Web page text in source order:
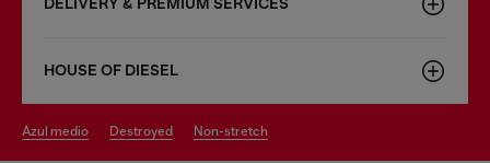
DELIVERY & PREMIUM SERVICES
HOUSE OF DIESEL
azul medio destroyed non-stretch